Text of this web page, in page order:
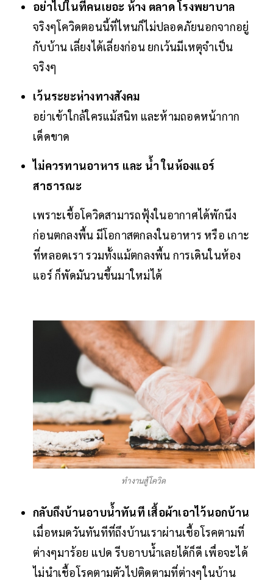
อย่าไปในที่คนเยอะ ห้าง ตลาด โรงพยาบาล
จริงๆโควิดตอนนี้ที่ไหนก็ไม่ปลอดภัยนอกจากอยู่
กับบ้าน เลี่ยงได้เลี่ยงก่อน ยกเว้นมีเหตุจำเป็น
จริงๆ
เว้นระยะห่างทางสังคม
อย่าเข้าใกล้ใครแม้สนิท และห้ามถอดหน้ากาก
เด็ดขาด
ไม่ควรทานอาหาร และ น้ำ ในห้องแอร์
สาธารณะ
เพราะเชื้อโควิดสามารถฟุ้งในอากาศได้พักนึง
ก่อนตกลงพื้น มีโอกาสตกลงในอาหาร หรือ เกาะ
ที่หลอดเรา รวมทั้งแม้ตกลงพื้น การเดินในห้อง
แอร์ ก็พัดมันวนขึ้นมาใหม่ได้
ทำงานสู้โควิด
กลับถึงบ้านอาบน้ำทันที เสื้อผ้าเอาไว้นอกบ้าน
เมื่อหมดวันทันทีที่ถึงบ้านเราผ่านเชื้อโรคตามที่
ต่างๆมาร้อย แปด รีบอาบน้ำเลยได้ก็ดี เพื่อจะได้
ไม่นำเชื้อโรคตามตัวไปติดตามที่ต่างๆในบ้าน